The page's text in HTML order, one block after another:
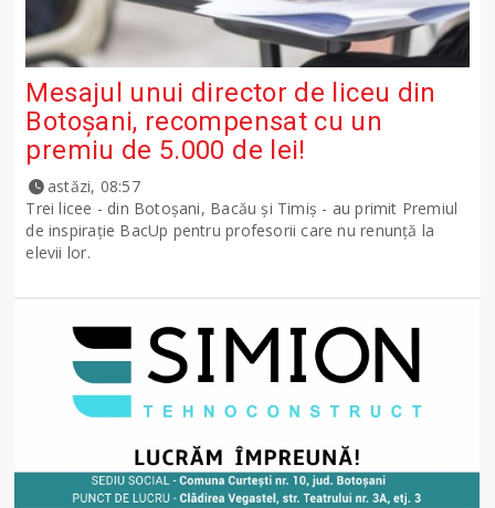
Mesajul unui director de liceu din
Botoșani, recompensat cu un
premiu de 5.000 de lei!
astăzi, 08:57
Trei licee - din Botoșani, Bacău și Timiș - au primit Premiul
de inspirație BacUp pentru profesorii care nu renunță la
elevii lor.